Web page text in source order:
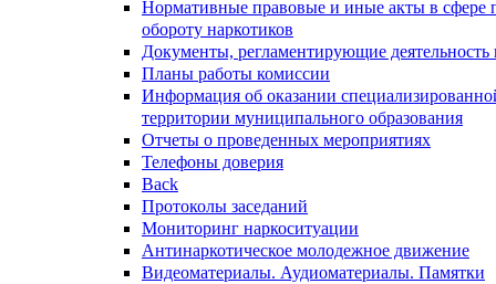
Нормативные правовые и иные акты в сфере
обороту наркотиков
Документы, регламентирующие деятельность
Планы работы комиссии
Информация об оказании
территории муниципального образования
Отчеты о проведенных мероприятиях
Телефоны доверия
Back
Протоколы заседаний
Мониторинг наркоситуации
Антинаркотическое молодежное движение
Видеоматериалы. Аудиоматериалы. Памятки